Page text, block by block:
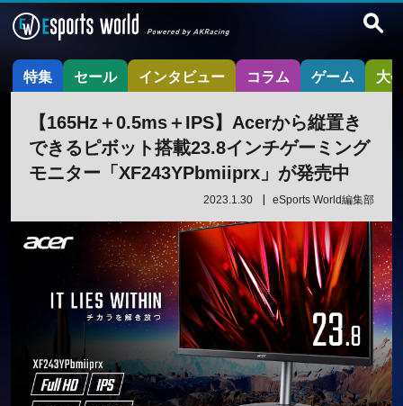
特集 セール インタビュー コラム ゲーム 大
【165Hz＋0.5ms＋IPS】Acerから縦置き
できるピボット搭載23.8インチゲーミング
モニター「XF243YPbmiiprx」が発売中
2023.1.30 eSports World編集部